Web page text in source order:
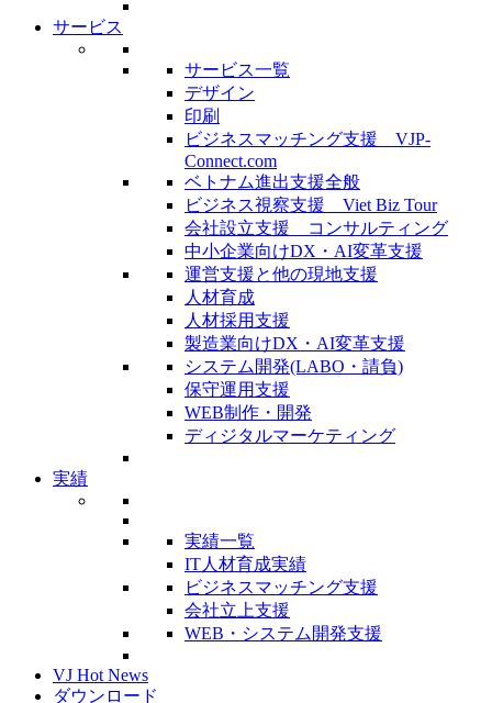
サービス
サービス一覧
デザイン
印刷
ビジネスマッチング支援 VJP-
Connect.com
ベトナム進出支援全般
ビジネス視察支援 Viet Biz Tour
会社設立支援 コンサルティング
中小企業向けDX・AI変革支援
運営支援と他の現地支援
人材育成
人材採用支援
製造業向けDX・AI変革支援
システム開発(LABO・請負)
保守運用支援
WEB制作・開発
ディジタルマーケティング
実績
実績一覧
IT人材育成実績
ビジネスマッチング支援
会社立上支援
WEB・システム開発支援
VJ Hot News
ダウンロード